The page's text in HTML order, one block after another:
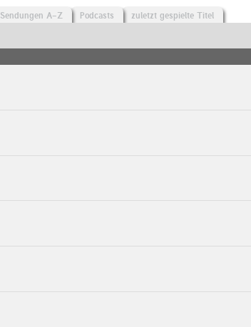
Sendungen A-Z Podcasts zuletzt gespielte Titel